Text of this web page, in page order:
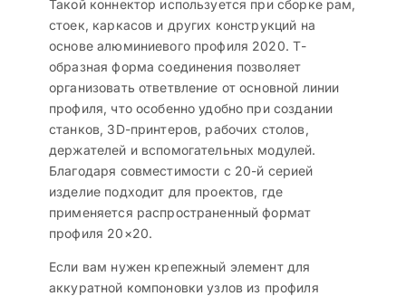
Такой коннектор используется при сборке рам,
стоек, каркасов и других конструкций на
основе алюминиевого профиля 2020. Т-
образная форма соединения позволяет
организовать ответвление от основной линии
профиля, что особенно удобно при создании
станков, 3D-принтеров, рабочих столов,
держателей и вспомогательных модулей.
Благодаря совместимости с 20-й серией
изделие подходит для проектов, где
применяется распространенный формат
профиля 20×20.
Если вам нужен крепежный элемент для
аккуратной компоновки узлов из профиля